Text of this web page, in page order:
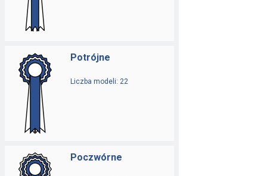
Potrójne
Liczba modeli: 22
Poczwórne